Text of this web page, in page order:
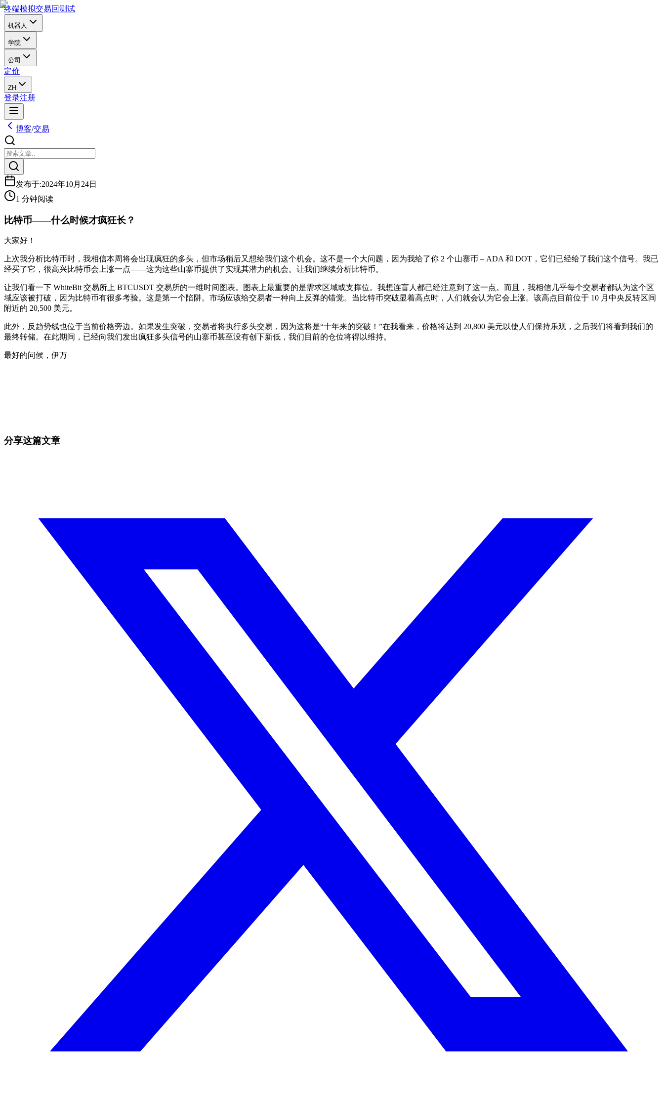
终端模拟交易回测试
机器人
学院
公司
定价
ZH
登录注册
博客/交易
发布于:2024年10月24日
1 分钟阅读
比特币——什么时候才疯狂长？
大家好！
上次我分析比特币时，我相信本周将会出现疯狂的多头，但市场稍后又想给我们这个机会。这不是一个大问题，因为我给了你 2 个山寨币 – ADA 和 DOT，它们已经给了我们这个信号。我已
经买了它，很高兴比特币会上涨一点——这为这些山寨币提供了实现其潜力的机会。让我们继续分析比特币。
让我们看一下 WhiteBit 交易所上 BTCUSDT 交易所的一维时间图表。图表上最重要的是需求区域或支撑位。我想连盲人都已经注意到了这一点。而且，我相信几乎每个交易者都认为这个区
域应该被打破，因为比特币有很多考验。这是第一个陷阱。市场应该给交易者一种向上反弹的错觉。当比特币突破显着高点时，人们就会认为它会上涨。该高点目前位于 10 月中央反转区间
附近的 20,500 美元。
此外，反趋势线也位于当前价格旁边。如果发生突破，交易者将执行多头交易，因为这将是“十年来的突破！”在我看来，价格将达到 20,800 美元以使人们保持乐观，之后我们将看到我们的
最终转储。在此期间，已经向我们发出疯狂多头信号的山寨币甚至没有创下新低，我们目前的仓位将得以维持。
最好的问候，伊万
分享这篇文章